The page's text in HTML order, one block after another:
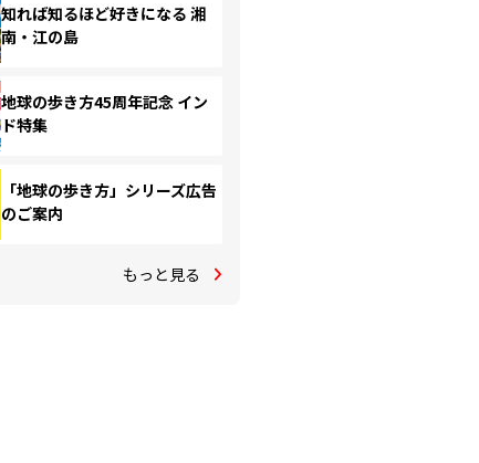
知れば知るほど好きになる 湘
南・江の島
地球の歩き方45周年記念 イン
ド特集
「地球の歩き方」シリーズ広告
のご案内
もっと見る